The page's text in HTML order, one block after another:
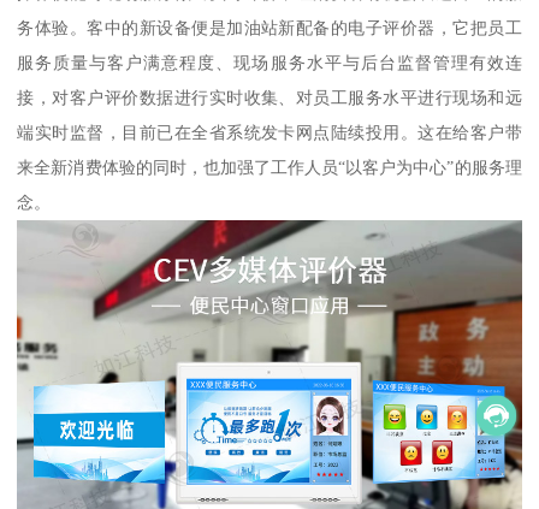
务体验。客中的新设备便是加油站新配备的电子评价器，它把员工
服务质量与客户满意程度、现场服务水平与后台监督管理有效连
接，对客户评价数据进行实时收集、对员工服务水平进行现场和远
端实时监督，目前已在全省系统发卡网点陆续投用。这在给客户带
来全新消费体验的同时，也加强了工作人员“以客户为中心”的服务理
念。